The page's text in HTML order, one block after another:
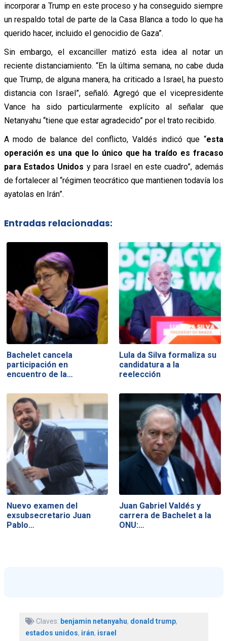
incorporar a Trump en este proceso y ha conseguido siempre
un respaldo total de parte de la Casa Blanca a todo lo que ha
querido hacer, incluido el genocidio de Gaza”.
Sin embargo, el excanciller matizó esta idea al notar un
reciente distanciamiento. “En la última semana, no cabe duda
que Trump, de alguna manera, ha criticado a Israel, ha puesto
distancia con Israel”, señaló. Agregó que el vicepresidente
Vance ha sido particularmente explícito al señalar que
Netanyahu “tiene que estar agradecido” por el trato recibido.
A modo de balance del conflicto, Valdés indicó que “esta
operación es una que lo único que ha traído es fracaso
para Estados Unidos y para Israel en este cuadro”, además
de fortalecer al “régimen teocrático que mantienen todavía los
ayatolas en Irán”.
Entradas relacionadas:
Bachelet cancela
participación en
encuentro de la…
Lula da Silva formaliza su
candidatura a la
reelección
Nuevo examen del
exsubsecretario Juan
Pablo…
Juan Gabriel Valdés y
carrera de Bachelet a la
ONU:…
Claves: benjamin netanyahu, donald trump,
estados unidos, irán, israel